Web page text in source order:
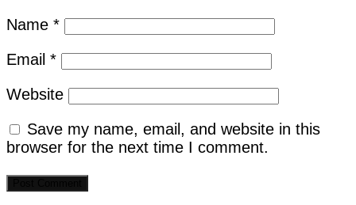
Name *
Email *
Website
Save my name, email, and website in this
browser for the next time I comment.